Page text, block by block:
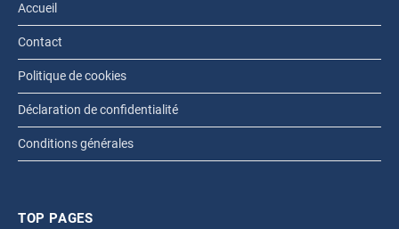
Accueil
Contact
Politique de cookies
Déclaration de confidentialité
Conditions générales
TOP PAGES